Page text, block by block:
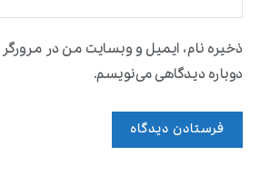
ذخیره نام، ایمیل و وبسایت من در مرورگر
دوباره دیدگاهی می‌نویسم.